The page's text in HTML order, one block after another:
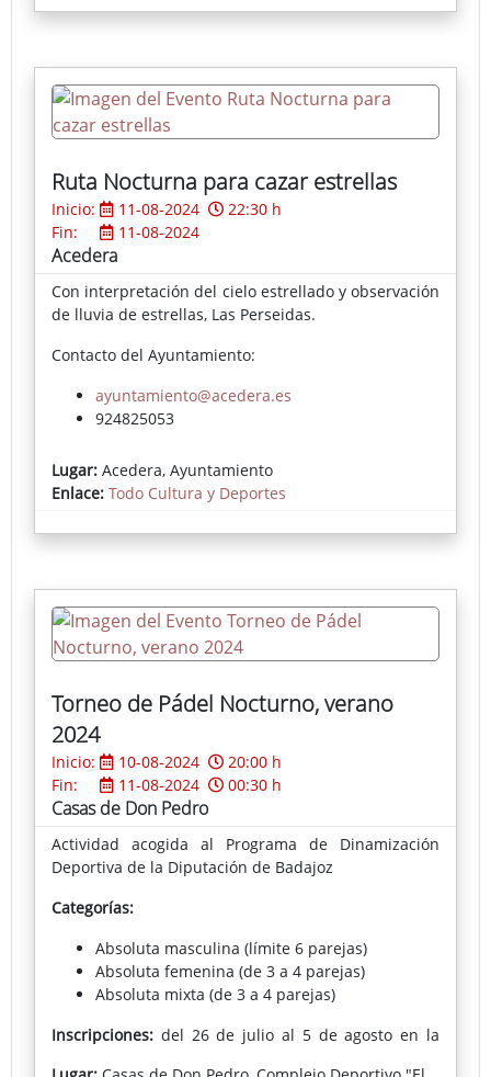
es el catedrático emérito de la Universidad
veredicto que dio por ganadoras del Premio a dos
mujeres, con las obras Figura y gorrión, de la
madrileña Laura Ríos, y Nighthawks, de la sevillana
Ruta Nocturna para cazar estrellas
Inicio: 11-08-2024
22:30 h
Fin:
11-08-2024
Acedera
Con interpretación del cielo estrellado y observación
de lluvia de estrellas, Las Perseidas.
Contacto del Ayuntamiento:
ayuntamiento@acedera.es
924825053
Lugar: Acedera, Ayuntamiento
Enlace: Todo Cultura y Deportes
Torneo de Pádel Nocturno, verano
2024
Inicio: 10-08-2024
20:00 h
Fin:
11-08-2024 00:30 h
Casas de Don Pedro
Actividad acogida al Programa de Dinamización
Deportiva de la Diputación de Badajoz
Categorías:
Absoluta masculina (límite 6 parejas)
Absoluta femenina (de 3 a 4 parejas)
Absoluta mixta (de 3 a 4 parejas)
Inscripciones: del 26 de julio al 5 de agosto en la